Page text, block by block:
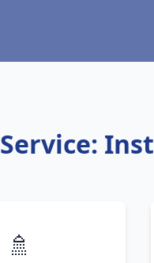
Service:
🚿